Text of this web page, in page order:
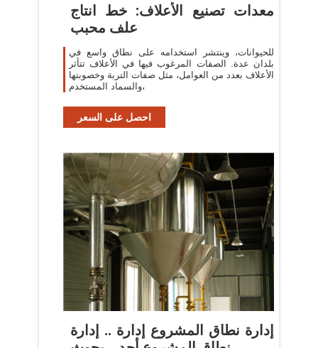
معدات تصنيع الأعلاف: خط انتاج
علف محبب
للحيوانات، وينتشر استخدامه على نطاق واسع في
بلدان عدة. الصفات المرغوب فيها في الأعلاف تتأثر
الأعلاف بعدد من العوامل، مثل صفات التربة وخصوبتها
والسماد المستخدم،
احصل على السعر
إدارة نطاق المشروع إدارة .. إدارة